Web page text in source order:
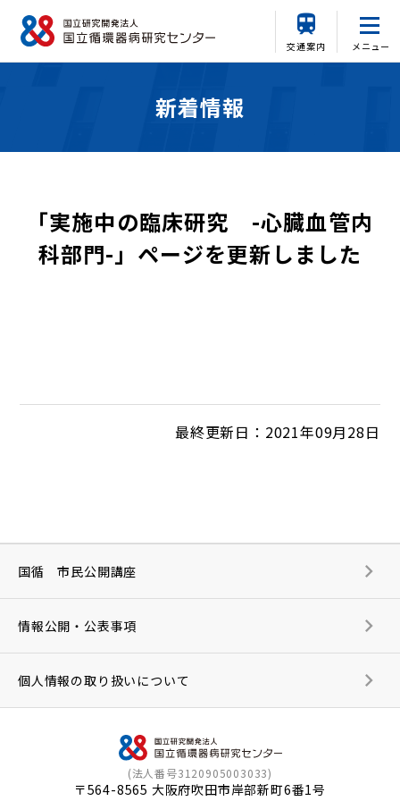
交通案内 メニュー
新着情報
「実施中の臨床研究 -心臓血管内
科部門-」ページを更新しました
最終更新日：2021年09月28日
(法人番号3120905003033)
〒564-8565 大阪府吹田市岸部新町6番1号
国循 市民公開講座
情報公開・公表事項
個人情報の取り扱いについて